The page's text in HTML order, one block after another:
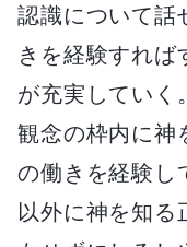
認識について話
きを経験すれば
が充実していく
観念の枠内に神
の働きを経験し
以外に神を知る